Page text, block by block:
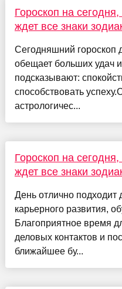
Гороскоп на
ждет все знаки
Сегодняшний гороскоп
обещает больших удач
подсказывают:
способствовать
астрологичес...
Гороскоп на
ждет все знаки
День отлично подходит
карьерного развития,
Благоприятное время
деловых контактов и
ближайшее бу...